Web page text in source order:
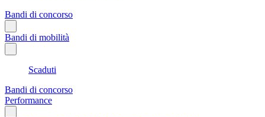
Bandi di concorso
Bandi di mobilità
Scaduti
Bandi di concorso
Performance